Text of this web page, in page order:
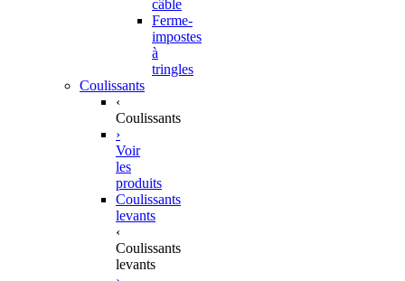
câble
Ferme-
impostes
à
tringles
Coulissants
‹
Coulissants
›
Voir
les
produits
Coulissants
levants
‹
Coulissants
levants